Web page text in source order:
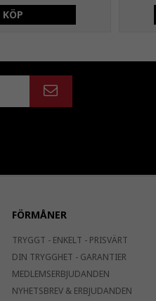
KÖP
FÖRMÅNER
TRYGGT - ENKELT - PRISVÄRT
DIN TRYGGHET - GARANTIER
MEDLEMSERBJUDANDEN
NYHETSBREV & ERBJUDANDEN